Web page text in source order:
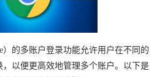
）的多账户登录功能允许用户在不同的
以便更高效地管理多个账户。以下是